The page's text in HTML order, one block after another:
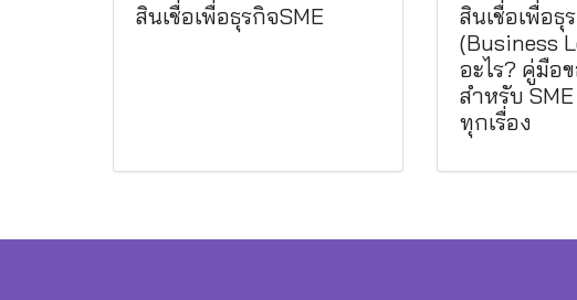
สินเชื่อเพื่อธุรกิจSME
สินเชื่อเพื่อธุ
(Business
อะไร? คู่มือ
สำหรับ
ทุกเรื่อง